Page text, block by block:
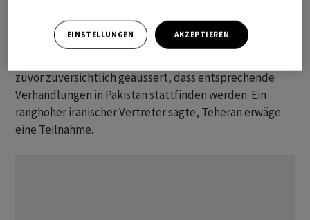
Uhr ​US-Ostküstenzeit (Donnerstag 02.00 Uhr ⁠MESZ) ab.
Ob es zu weiteren Friedensgesprächen in ‌letzter Minute
zuvor zuversichtlich geäussert, ‌dass entsprechende
Verhandlungen in Pakistan stattfinden werden. ​Ein
ranghoher iranischer Vertreter sagte, Teheran erwäge
eine Teilnahme.
EINSTELLUNGEN AKZEPTIEREN